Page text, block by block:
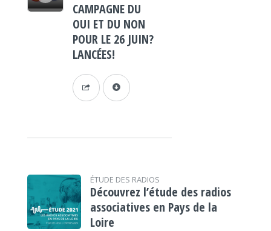
CAMPAGNE DU
OUI ET DU NON
POUR LE 26 JUIN?
LANCÉES!
ÉTUDE DES RADIOS
Découvrez l’étude des radios
associatives en Pays de la
Loire